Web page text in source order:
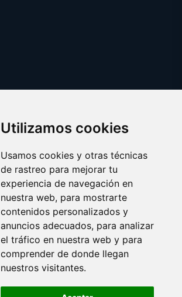
Utilizamos cookies
Usamos cookies y otras técnicas
de rastreo para mejorar tu
experiencia de navegación en
nuestra web, para mostrarte
contenidos personalizados y
anuncios adecuados, para analizar
el tráfico en nuestra web y para
comprender de donde llegan
nuestros visitantes.
cookies preferences
© 2025 bando.es